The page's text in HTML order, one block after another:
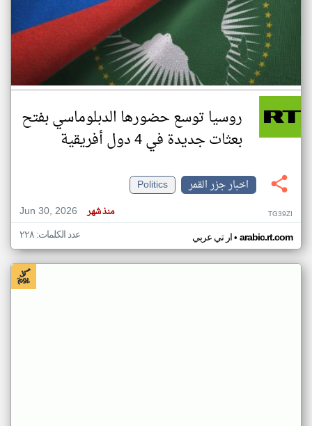
روسيا توسع حضورها الدبلوماسي بفتح
بعثات جديدة في 4 دول أفريقية
اخبار جزر القمر
Politics
Jun 30, 2026
منذ شهر TG39ZI
ار تي عربي• arabic.rt.com عدد الكلمات: ٢٢٨